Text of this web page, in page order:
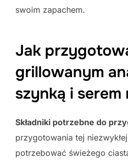
swoim zapachem.
Jak
grillowanym
szynką i serem
Składniki potrzebne do
przygotowania tej
potrzebować świeżego